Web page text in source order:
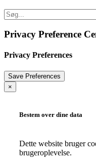
Privacy Preference
Privacy Preferences
×
Bestem over dine data
Dette website bruger
brugeroplevelse.